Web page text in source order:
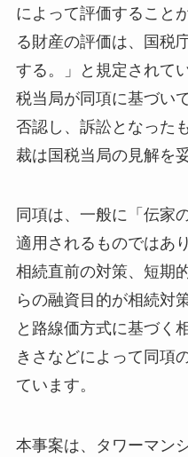
によって評価すること
る財産の評価は、国税
する。」と規定されて
税当局が同項に基づい
否認し、訴訟となった
裁は国税当局の見解を
同項は、一般に「伝家
適用されるものではあ
相続直前の対策、短期
らの融資目的が相続対
と路線価方式に基づく
きさなどによって同項
ています。
本事案は、タワーマン